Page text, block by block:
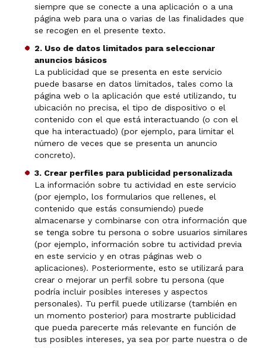
siempre que se conecte a una aplicación o a una
página web para una o varias de las finalidades que
se recogen en el presente texto.
2. Uso de datos limitados para seleccionar
anuncios básicos
La publicidad que se presenta en este servicio
puede basarse en datos limitados, tales como la
página web o la aplicación que esté utilizando, tu
ubicación no precisa, el tipo de dispositivo o el
contenido con el que está interactuando (o con el
que ha interactuado) (por ejemplo, para limitar el
número de veces que se presenta un anuncio
concreto).
3. Crear perfiles para publicidad personalizada
La información sobre tu actividad en este servicio
(por ejemplo, los formularios que rellenes, el
contenido que estás consumiendo) puede
almacenarse y combinarse con otra información que
se tenga sobre tu persona o sobre usuarios similares
(por ejemplo, información sobre tu actividad previa
en este servicio y en otras páginas web o
aplicaciones). Posteriormente, esto se utilizará para
crear o mejorar un perfil sobre tu persona (que
podría incluir posibles intereses y aspectos
personales). Tu perfil puede utilizarse (también en
un momento posterior) para mostrarte publicidad
que pueda parecerte más relevante en función de
tus posibles intereses, ya sea por parte nuestra o de